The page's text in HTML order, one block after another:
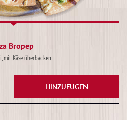
Bropep
mit Käse überbacken
HINZUFÜGEN